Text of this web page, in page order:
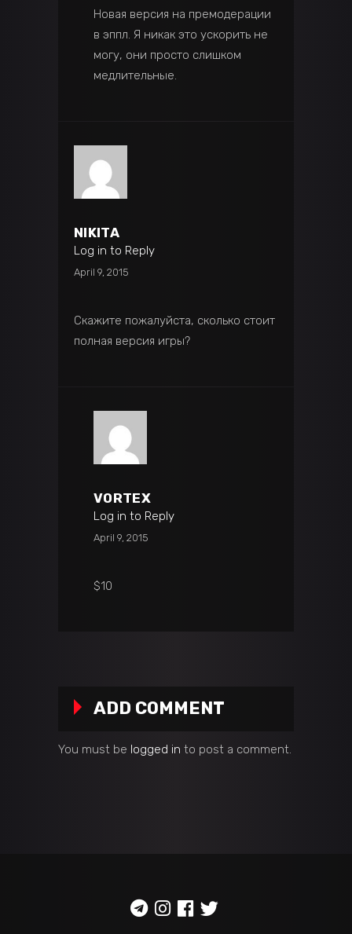
Новая версия на премодерации
в эппл. Я никак это ускорить не
могу, они просто слишком
медлительные.
NIKITA
Log in to Reply
April 9, 2015
Скажите пожалуйста, сколько стоит
полная версия игры?
VORTEX
Log in to Reply
April 9, 2015
$10
ADD COMMENT
You must be logged in to post a comment.